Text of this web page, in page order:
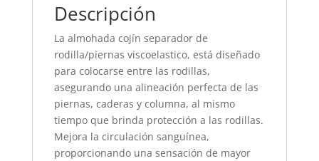
Descripción
La almohada cojín separador de
rodilla/piernas viscoelastico, está diseñado
para colocarse entre las rodillas,
asegurando una alineación perfecta de las
piernas, caderas y columna, al mismo
tiempo que brinda protección a las rodillas.
Mejora la circulación sanguínea,
proporcionando una sensación de mayor